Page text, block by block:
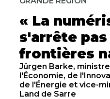
« La
s'arrête pas
frontières
Jürgen Barke,
l'Économie, de
de l'Énergie et vice-
Land de Sarre